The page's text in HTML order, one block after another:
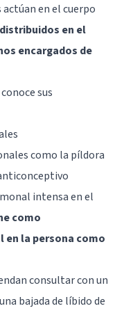
en el cuerpo
en el
encargados de
sus
como la píldora
intensa en el
como
en la persona como
consultar con un
bajada de líbido de